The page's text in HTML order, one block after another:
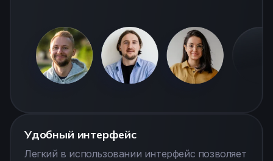
Удобный интерфейс
Легкий в использовании интерфейс позволяет